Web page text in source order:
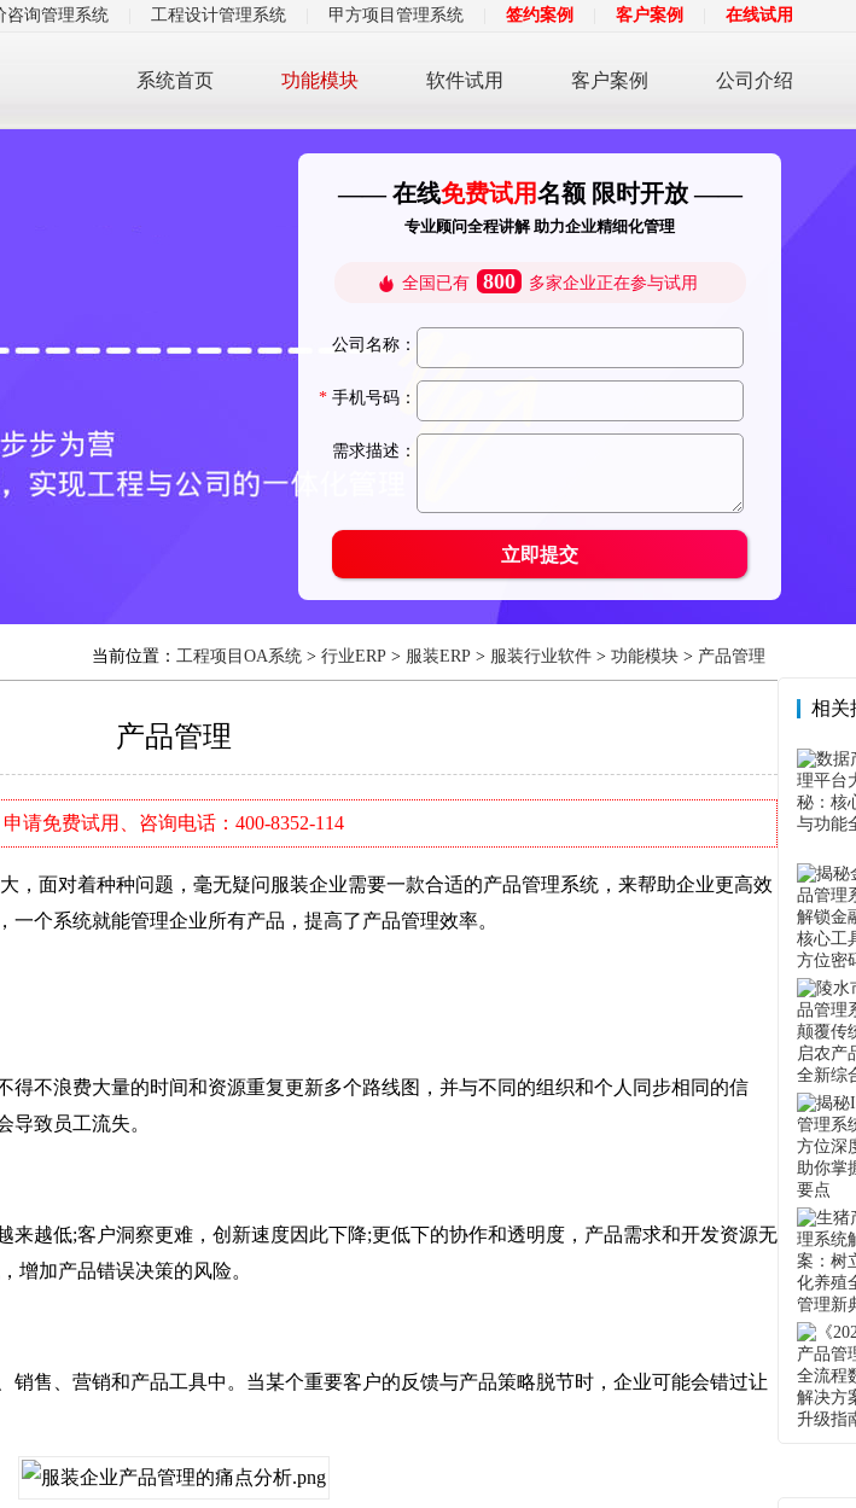
咨询管理系统 工程设计管理系统 甲方项目管理系统 签约案例 客户案例 在线试用
系统首页 功能模块 软件试用 客户案例 公司介绍
当前位置： 工程项目OA系统 > 行业ERP > 服装ERP > 服装行业软件 > 功能模块 > 产品管理
产品管理
申请免费试用、咨询电话：400-8352-114
面对着种种问题，毫无疑问服装企业需要一款合适的产品管理系统，来帮助企业更高效
个系统就能管理企业所有产品，提高了产品管理效率。
不浪费大量的时间和资源重复更新多个路线图，并与不同的组织和个人同步相同的信
导致员工流失。
越低;客户洞察更难，创新速度因此下降;更低下的协作和透明度，产品需求和开发资源无
增加产品错误决策的风险。
售、营销和产品工具中。当某个重要客户的反馈与产品策略脱节时，企业可能会错过让
相关